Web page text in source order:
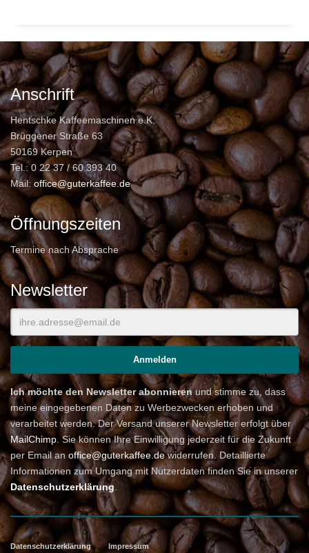
Anschrift
Hentschke Kaffeemaschinen e.K.
Brüggener Straße 63
50169 Kerpen
Tel.: 0 22 37 / 60 393 40
Mail: office@guterkaffee.de
Öffnungszeiten
Termine nach Absprache
Newsletter
Ich möchte den Newsletter abonnierenund stimme zu, dass
meine eingegebenen Daten zu Werbezwecken erhoben und
verarbeitet werden. Der Versand unserer Newsletter erfolgt über
MailChimp . Sie können Ihre Einwilligung jederzeit für die Zukunft
per Email an office@guterkaffee.dewiderrufen. Detaillierte
Informationen zum Umgang mit Nutzerdaten finden Sie in unserer
Datenschutzerklärung.
Datenschutzerklärung Impressum